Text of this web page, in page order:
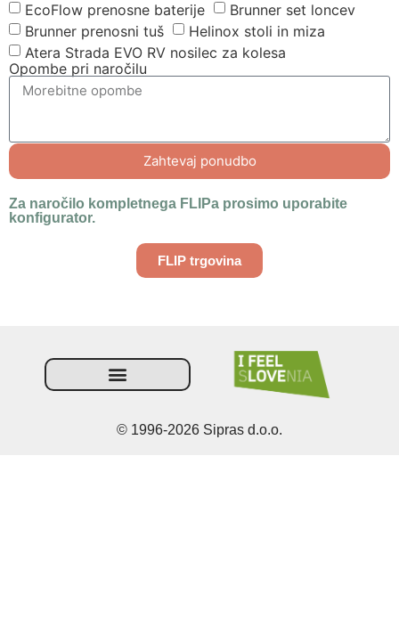
EcoFlow prenosne baterije
Brunner set loncev
Brunner prenosni tuš
Helinox stoli in miza
Atera Strada EVO RV nosilec za kolesa
Opombe pri naročilu
Zahtevaj ponudbo
Za naročilo kompletnega FLIPa prosimo uporabite
konfigurator.
FLIP trgovina
© 1996-2026 Sipras d.o.o.